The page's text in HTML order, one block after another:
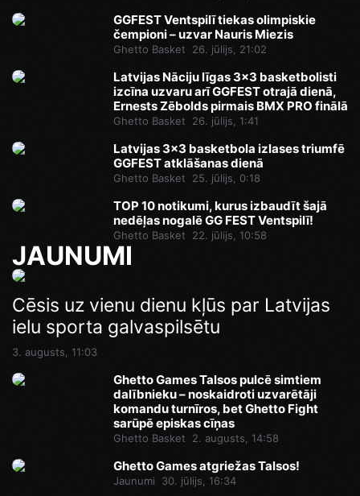
GGFEST Ventspilī tiekas olimpiskie
čempioni – uzvar Nauris Miezis
Ghetto Basket 26. jūlijs, 21:02
Latvijas Nāciju līgas 3x3 basketbolisti
izcīna uzvaru arī GGFEST otrajā dienā,
Ernests Zēbolds pirmais BMX PRO finālā
Ghetto Basket 26. jūlijs, 1:41
Latvijas 3x3 basketbola izlases triumfē
GGFEST atklāšanas dienā
Ghetto Basket 25. jūlijs, 0:18
TOP 10 notikumi, kurus izbaudīt šajā
nedēļas nogalē GG FEST Ventspilī!
Ghetto Basket 22. jūlijs, 10:58
JAUNUMI
Cēsis uz vienu dienu kļūs par Latvijas
ielu sporta galvaspilsētu
3. augusts, 11:03
Ghetto Games Talsos pulcē simtiem
dalībnieku – noskaidroti uzvarētāji
komandu turnīros, bet Ghetto Fight
sarūpē episkas cīņas
Ghetto Basket 2. augusts, 14:58
Ghetto Games atgriežas Talsos!
Jaunumi 30. jūlijs, 16:34